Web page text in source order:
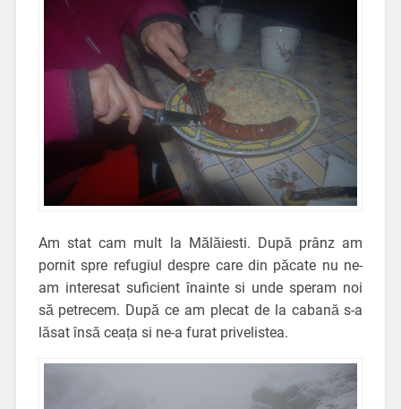
Am stat cam mult la Mălăiesti. După prânz am
pornit spre refugiul despre care din păcate nu ne-
am interesat suficient înainte si unde speram noi
să petrecem. După ce am plecat de la cabană s-a
lăsat însă ceața si ne-a furat privelistea.